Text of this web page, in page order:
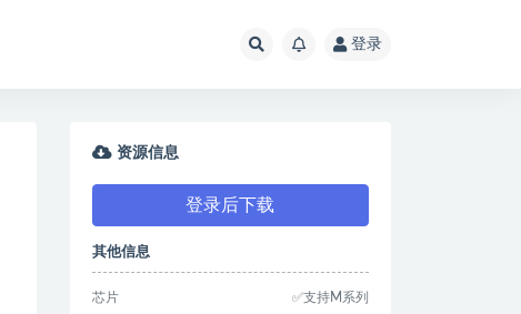
登录
资源信息
登录后下载
其他信息
芯片 ✅支持M系列